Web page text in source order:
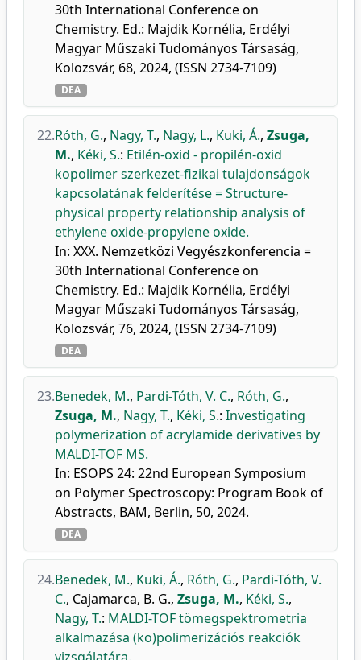
30th International Conference on
Chemistry. Ed.: Majdik Kornélia, Erdélyi
Magyar Műszaki Tudományos Társaság,
Kolozsvár, 68, 2024, (ISSN 2734-7109)
DEA
22.Róth, G., Nagy, T., Nagy, L., Kuki, Á., Zsuga,
M., Kéki, S.: Etilén-oxid - propilén-oxid
kopolimer szerkezet-fizikai tulajdonságok
kapcsolatának felderítése = Structure-
physical property relationship analysis of
ethylene oxide-propylene oxide.
In: XXX. Nemzetközi Vegyészkonferencia =
30th International Conference on
Chemistry. Ed.: Majdik Kornélia, Erdélyi
Magyar Műszaki Tudományos Társaság,
Kolozsvár, 76, 2024, (ISSN 2734-7109)
DEA
23.Benedek, M., Pardi-Tóth, V. C., Róth, G.,
Zsuga, M., Nagy, T., Kéki, S.: Investigating
polymerization of acrylamide derivatives by
MALDI-TOF MS.
In: ESOPS 24: 22nd European Symposium
on Polymer Spectroscopy: Program Book of
Abstracts, BAM, Berlin, 50, 2024.
DEA
24.Benedek, M., Kuki, Á., Róth, G., Pardi-Tóth, V.
C., Cajamarca, B. G., Zsuga, M., Kéki, S.,
Nagy, T.: MALDI-TOF tömegspektrometria
alkalmazása (ko)polimerizációs reakciók